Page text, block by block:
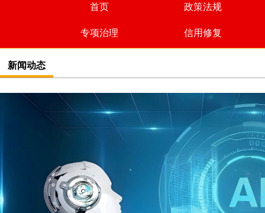
首页 政策法规
专项治理 信用修复
新闻动态